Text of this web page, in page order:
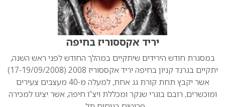
יריד אקססוריז בחיפה
במסגרת חודש הירידים שיתקיים במהלך החודש לפני ראש השנה,
יתקיים בגרנד קניון בחיפה יריד אקססוריז 2008 (17-19/09/2008)
אשר יקבץ תחת קורת גג אחת, למעלה מ-40 מעצבים צעירים
ומוכשרים, רובם בוגרי שנקר ומכללת ויצ”ו חיפה, אשר יציגו למכירה